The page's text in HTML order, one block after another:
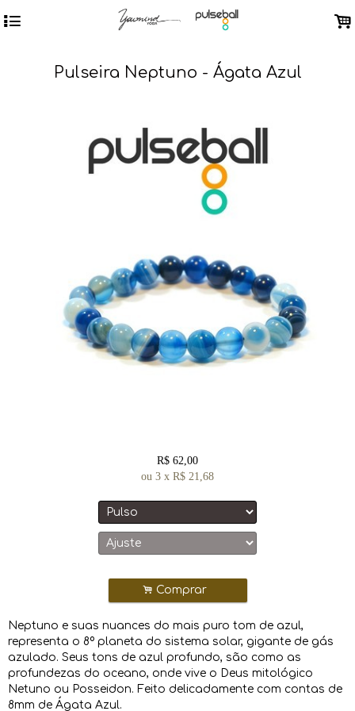
4 .
Pulseira Neptuno - Ágata Azul
R$ 62,00
ou 3 x R$ 21,68
. Comprar
Neptuno e suas nuances do mais puro tom de azul,
representa o 8º planeta do sistema solar, gigante de gás
azulado. Seus tons de azul profundo, são como as
profundezas do oceano, onde vive o Deus mitológico
Netuno ou Posseidon. Feito delicadamente com contas de
8mm de Ágata Azul.